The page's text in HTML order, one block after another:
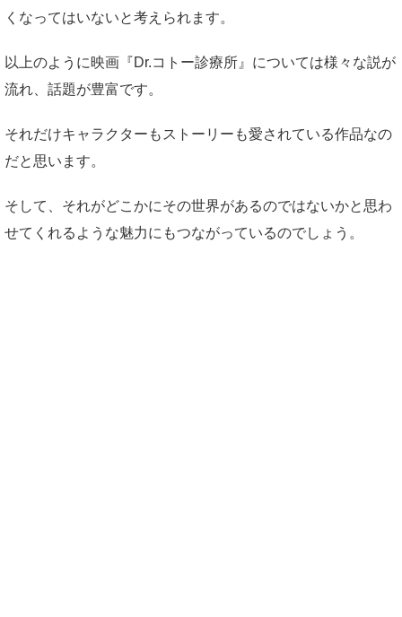
くなってはいないと考えられます。
以上のように映画『Dr.コトー診療所』については様々な説が
流れ、話題が豊富です。
それだけキャラクターもストーリーも愛されている作品なの
だと思います。
そして、それがどこかにその世界があるのではないかと思わ
せてくれるような魅力にもつながっているのでしょう。